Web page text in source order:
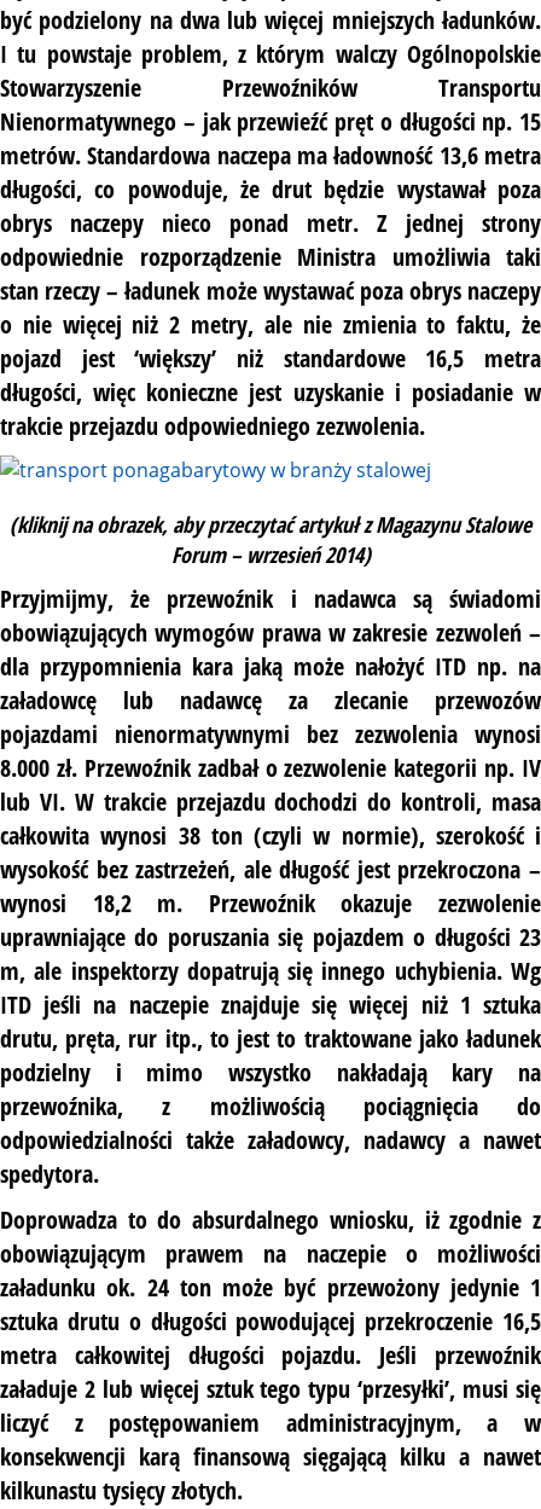
być podzielony na dwa lub więcej mniejszych ładunków.
I tu powstaje problem, z którym walczy Ogólnopolskie
Stowarzyszenie Przewoźników Transportu
Nienormatywnego – jak przewieźć pręt o długości np. 15
metrów. Standardowa naczepa ma ładowność 13,6 metra
długości, co powoduje, że drut będzie wystawał poza
obrys naczepy nieco ponad metr. Z jednej strony
odpowiednie rozporządzenie Ministra umożliwia taki
stan rzeczy – ładunek może wystawać poza obrys naczepy
o nie więcej niż 2 metry, ale nie zmienia to faktu, że
pojazd jest ‘większy’ niż standardowe 16,5 metra
długości, więc konieczne jest uzyskanie i posiadanie w
trakcie przejazdu odpowiedniego zezwolenia.
(kliknij na obrazek, aby przeczytać artykuł z Magazynu Stalowe
Forum – wrzesień 2014)
Przyjmijmy, że przewoźnik i nadawca są świadomi
obowiązujących wymogów prawa w zakresie zezwoleń –
dla przypomnienia kara jaką może nałożyć ITD np. na
załadowcę lub nadawcę za zlecanie przewozów
pojazdami nienormatywnymi bez zezwolenia wynosi
8.000 zł. Przewoźnik zadbał o zezwolenie kategorii np. IV
lub VI. W trakcie przejazdu dochodzi do kontroli, masa
całkowita wynosi 38 ton (czyli w normie), szerokość i
wysokość bez zastrzeżeń, ale długość jest przekroczona –
wynosi 18,2 m. Przewoźnik okazuje zezwolenie
uprawniające do poruszania się pojazdem o długości 23
m, ale inspektorzy dopatrują się innego uchybienia. Wg
ITD jeśli na naczepie znajduje się więcej niż 1 sztuka
drutu, pręta, rur itp., to jest to traktowane jako ładunek
podzielny i mimo wszystko nakładają kary na
przewoźnika, z możliwością pociągnięcia do
odpowiedzialności także załadowcy, nadawcy a nawet
spedytora.
Doprowadza to do absurdalnego wniosku, iż zgodnie z
obowiązującym prawem na naczepie o możliwości
załadunku ok. 24 ton może być przewożony jedynie 1
sztuka drutu o długości powodującej przekroczenie 16,5
metra całkowitej długości pojazdu. Jeśli przewoźnik
załaduje 2 lub więcej sztuk tego typu ‘przesyłki’, musi się
liczyć z postępowaniem administracyjnym, a w
konsekwencji karą finansową sięgającą kilku a nawet
kilkunastu tysięcy złotych.